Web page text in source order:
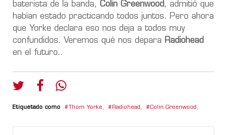
baterista de la banda, Colin Greenwood, admitió que
habían estado practicando todos juntos. Pero ahora
que Yorke declara eso nos deja a todos muy
confundidos. Veremos qué nos depara Radiohead
en el futuro..
Etiquetado como Thom Yorke, Radiohead , Colin Greenwood ,